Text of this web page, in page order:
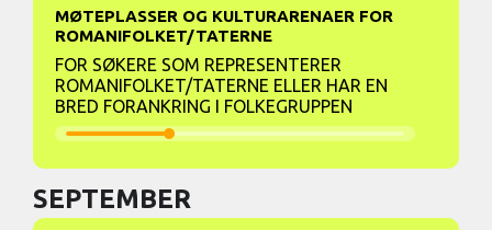
MØTEPLASSER OG KULTURARENAER FOR
ROMANIFOLKET/TATERNE
FOR SØKERE SOM REPRESENTERER
ROMANIFOLKET/TATERNE ELLER HAR EN
BRED FORANKRING I FOLKEGRUPPEN
SEPTEMBER